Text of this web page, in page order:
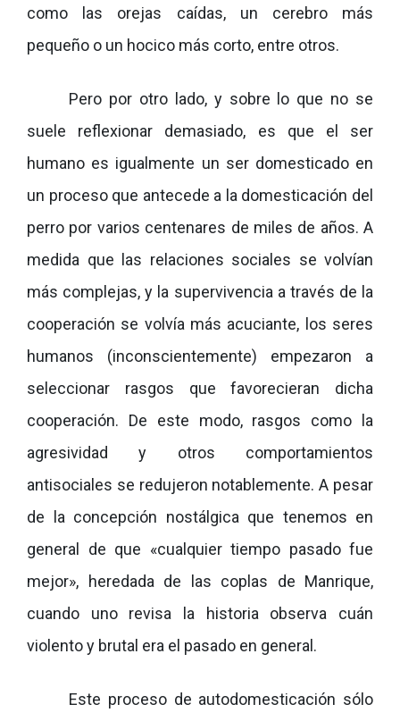
como las orejas caídas, un cerebro más
pequeño o un hocico más corto, entre otros.
Pero por otro lado, y sobre lo que no se
suele reflexionar demasiado, es que el ser
humano es igualmente un ser domesticado en
un proceso que antecede a la domesticación del
perro por varios centenares de miles de años. A
medida que las relaciones sociales se volvían
más complejas, y la supervivencia a través de la
cooperación se volvía más acuciante, los seres
humanos (inconscientemente) empezaron a
seleccionar rasgos que favorecieran dicha
cooperación. De este modo, rasgos como la
agresividad y otros comportamientos
antisociales se redujeron notablemente. A pesar
de la concepción nostálgica que tenemos en
general de que «cualquier tiempo pasado fue
mejor», heredada de las coplas de Manrique,
cuando uno revisa la historia observa cuán
violento y brutal era el pasado en general.
Este proceso de autodomesticación sólo